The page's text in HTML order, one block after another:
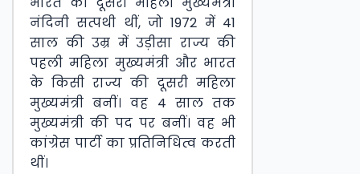
नंदिनी सत्पथी थीं, जो 1972 में 41
साल की उम्र में उड़ीसा राज्य की
पहली महिला मुख्यमंत्री और भारत
के किसी राज्य की दूसरी महिला
मुख्यमंत्री बनीं। वह 4 साल तक
मुख्यमंत्री की पद पर बनीं। वह भी
कांग्रेस पार्टी का प्रतिनिधित्व करती
थीं।